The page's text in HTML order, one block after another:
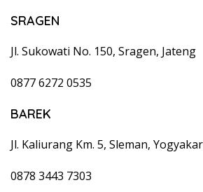
SRAGEN
Jl. Sukowati No. 150, Sragen, Jateng
0877 6272 0535
BAREK
Jl. Kaliurang Km. 5, Sleman,
0878 3443 7303